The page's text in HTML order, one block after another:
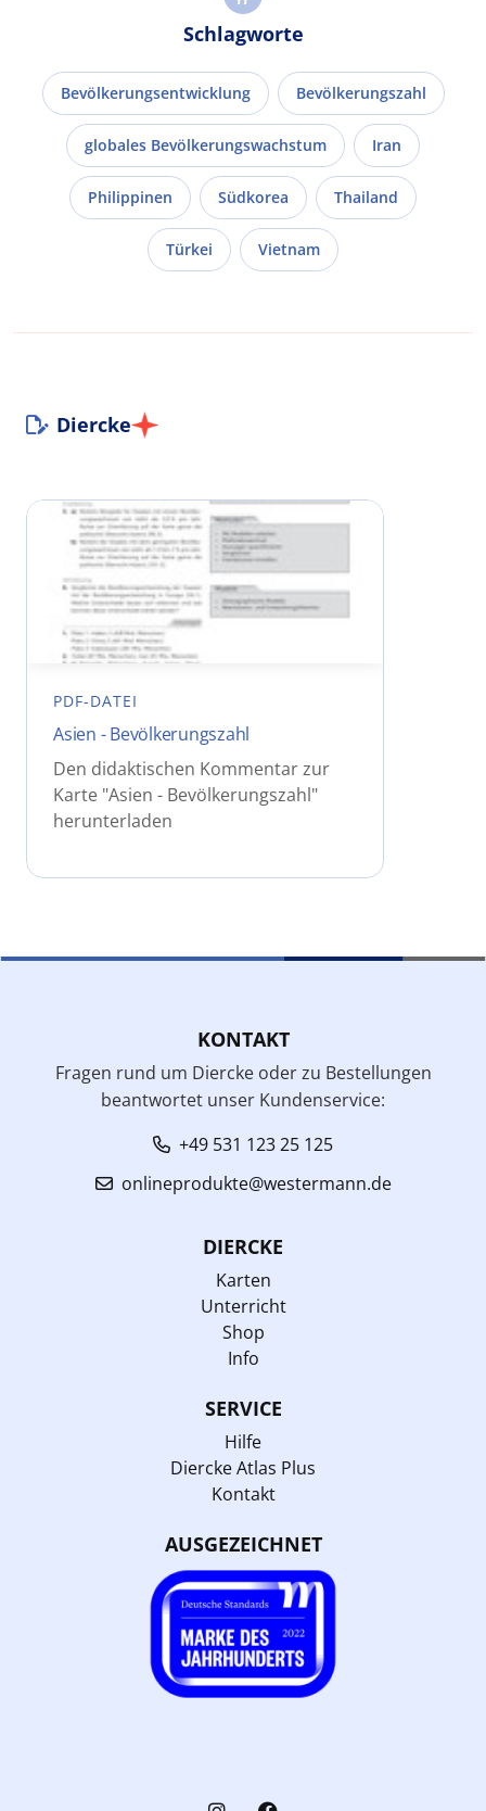
Schlagworte
Bevölkerungsentwicklung Bevölkerungszahl
globales Bevölkerungswachstum Iran
Philippinen Südkorea Thailand
Türkei Vietnam
Diercke
PDF-DATEI
Asien - Bevölkerungszahl
Den didaktischen Kommentar zur
Karte "Asien - Bevölkerungszahl"
herunterladen
KONTAKT
Fragen rund um Diercke oder zu Bestellungen
beantwortet unser Kundenservice:
+49 531 123 25 125
onlineprodukte@westermann.de
DIERCKE
Karten
Unterricht
Shop
Info
SERVICE
Hilfe
Diercke Atlas Plus
Kontakt
AUSGEZEICHNET